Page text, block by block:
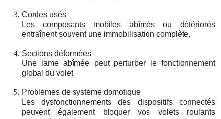
Cordes usés
Les composants mobiles abîmés ou détériorés
entraînent souvent une immobilisation complète.
Sections déformées
Une lame abîmée peut perturber le fonctionnement
global du volet.
Problèmes de système domotique
Les dysfonctionnements des dispositifs connectés
peuvent également bloquer vos volets roulants